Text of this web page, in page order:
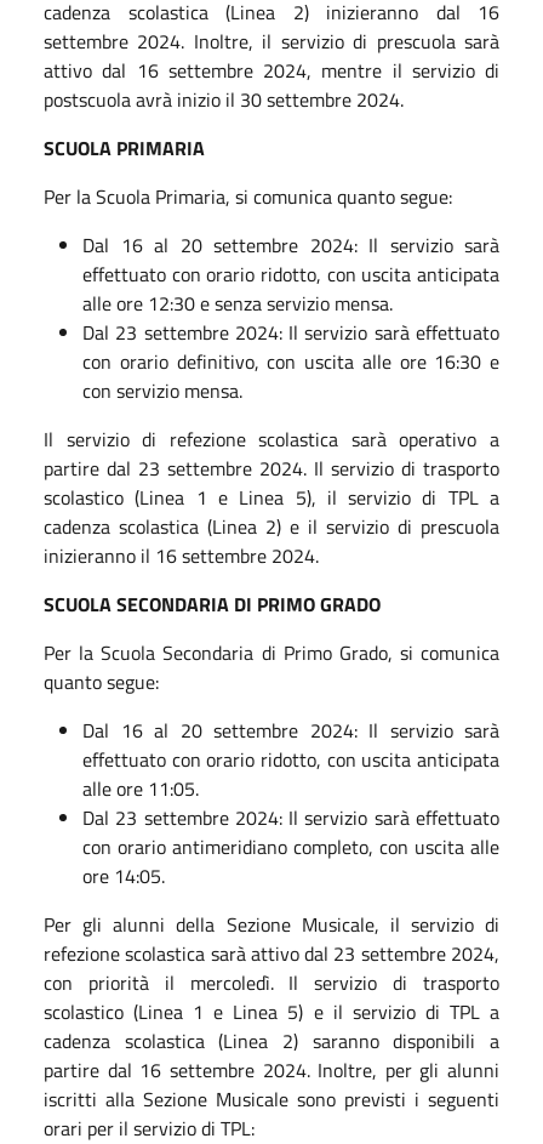
cadenza scolastica (Linea 2) inizieranno dal 16
settembre 2024. Inoltre, il servizio di prescuola sarà
attivo dal 16 settembre 2024, mentre il servizio di
postscuola avrà inizio il 30 settembre 2024.
SCUOLA PRIMARIA
Per la Scuola Primaria, si comunica quanto segue:
Dal 16 al 20 settembre 2024: Il servizio sarà
effettuato con orario ridotto, con uscita anticipata
alle ore 12:30 e senza servizio mensa.
Dal 23 settembre 2024: Il servizio sarà effettuato
con orario definitivo, con uscita alle ore 16:30 e
con servizio mensa.
Il servizio di refezione scolastica sarà operativo a
partire dal 23 settembre 2024. Il servizio di trasporto
scolastico (Linea 1 e Linea 5), il servizio di TPL a
cadenza scolastica (Linea 2) e il servizio di prescuola
inizieranno il 16 settembre 2024.
SCUOLA SECONDARIA DI PRIMO GRADO
Per la Scuola Secondaria di Primo Grado, si comunica
quanto segue:
Dal 16 al 20 settembre 2024: Il servizio sarà
effettuato con orario ridotto, con uscita anticipata
alle ore 11:05.
Dal 23 settembre 2024: Il servizio sarà effettuato
con orario antimeridiano completo, con uscita alle
ore 14:05.
Per gli alunni della Sezione Musicale, il servizio di
refezione scolastica sarà attivo dal 23 settembre 2024,
con priorità il mercoledì. Il servizio di trasporto
scolastico (Linea 1 e Linea 5) e il servizio di TPL a
cadenza scolastica (Linea 2) saranno disponibili a
partire dal 16 settembre 2024. Inoltre, per gli alunni
iscritti alla Sezione Musicale sono previsti i seguenti
orari per il servizio di TPL: